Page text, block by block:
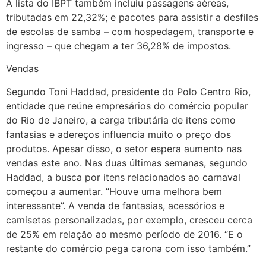
A lista do IBPT também incluiu passagens aéreas,
tributadas em 22,32%; e pacotes para assistir a desfiles
de escolas de samba – com hospedagem, transporte e
ingresso – que chegam a ter 36,28% de impostos.
Vendas
Segundo Toni Haddad, presidente do Polo Centro Rio,
entidade que reúne empresários do comércio popular
do Rio de Janeiro, a carga tributária de itens como
fantasias e adereços influencia muito o preço dos
produtos. Apesar disso, o setor espera aumento nas
vendas este ano. Nas duas últimas semanas, segundo
Haddad, a busca por itens relacionados ao carnaval
começou a aumentar. “Houve uma melhora bem
interessante”. A venda de fantasias, acessórios e
camisetas personalizadas, por exemplo, cresceu cerca
de 25% em relação ao mesmo período de 2016. “E o
restante do comércio pega carona com isso também.”